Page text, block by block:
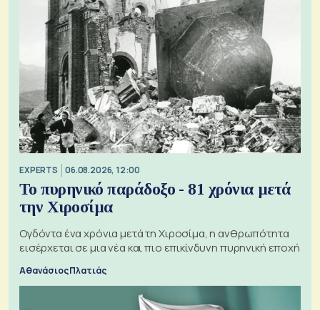
EXPERTS 06.08.2026, 12:00
Το πυρηνικό παράδοξο - 81 χρόνια μετά
την Χιροσίμα
Ογδόντα ένα χρόνια μετά τη Χιροσίμα, η ανθρωπότητα
εισέρχεται σε μια νέα και πιο επικίνδυνη πυρηνική εποχή
Αθανάσιος Πλατιάς